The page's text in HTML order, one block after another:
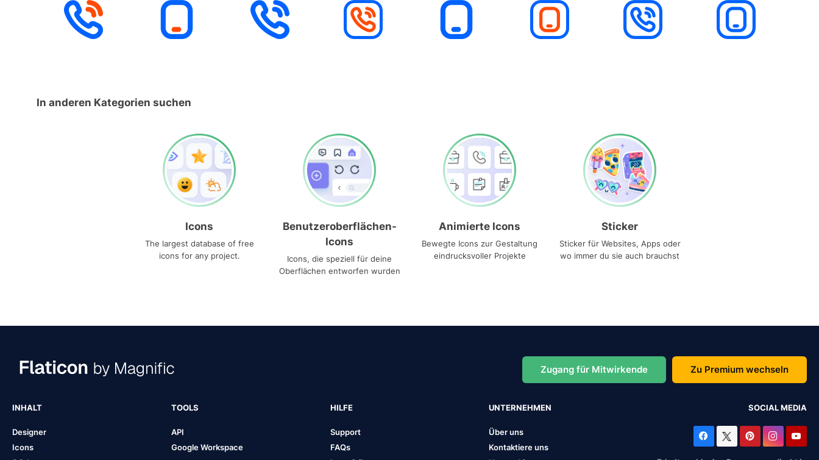
In anderen Kategorien suchen
Icons
The largest database of free
icons for any project.
Benutzeroberflächen-
Icons
Icons, die speziell für deine
Oberflächen entworfen wurden
Animierte Icons
Bewegte Icons zur Gestaltung
eindrucksvoller Projekte
Sticker
Sticker für Websites, Apps oder
wo immer du sie auch brauchst
Zugang für Mitwirkende Zu Premium wechseln
INHALT
Designer
Icons
TOOLS
API
Google Workspace
HILFE
Support
FAQs
UNTERNEHMEN
Über uns
Kontaktiere uns
SOCIAL MEDIA